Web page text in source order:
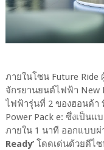
ภายในโซน Future Ride
จักรยานยนต์ไฟฟ้า New
ไฟฟ้ารุ่นที่ 2 ของฮอนด้า
Power Pack e: ซึ่งเป็น
ภายใน 1 นาที ออกแบบ
Ready’โดดเด่นด้วยดีไ